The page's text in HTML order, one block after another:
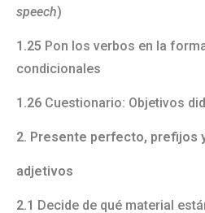
speech)
1.25 Pon los verbos en la
condicionales
1.26 Cuestionario: Objetivos
2. Presente perfecto, prefijos
adjetivos
2.1 Decide de qué material